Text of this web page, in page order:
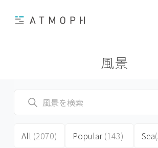
風景
All (2070)
Popular(143)
Sea